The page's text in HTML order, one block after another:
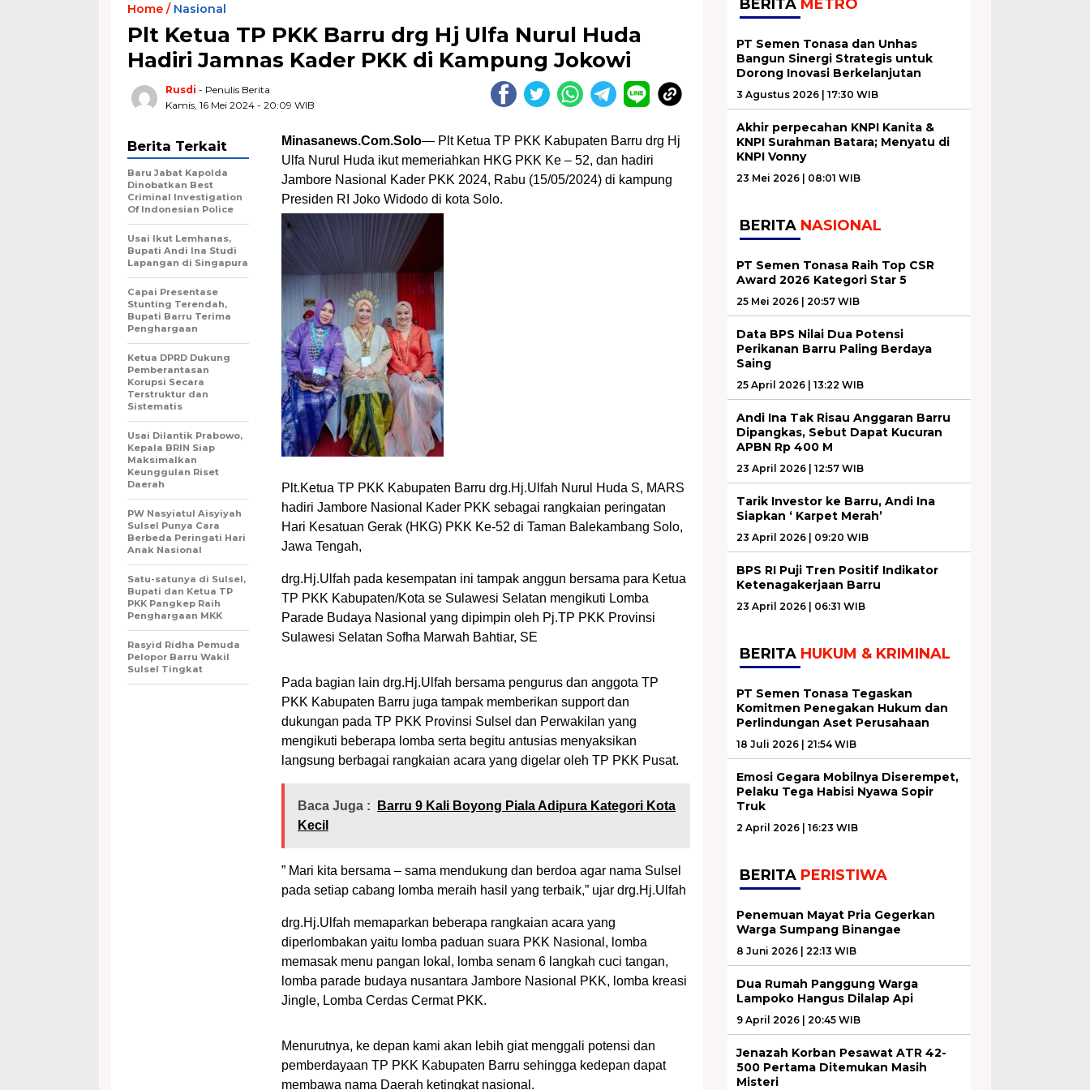
Home / Nasional
Plt Ketua TP PKK Barru drg Hj Ulfa Nurul Huda
Hadiri Jamnas Kader PKK di Kampung Jokowi
Rusdi - Penulis Berita
Kamis, 16 Mei 2024 - 20:09 WIB
Minasanews.Com.Solo— Plt Ketua TP PKK Kabupaten Barru drg Hj
Ulfa Nurul Huda ikut memeriahkan HKG PKK Ke – 52, dan hadiri
Jambore Nasional Kader PKK 2024, Rabu (15/05/2024) di kampung
Presiden RI Joko Widodo di kota Solo.
Plt.Ketua TP PKK Kabupaten Barru drg.Hj.Ulfah Nurul Huda S, MARS
hadiri Jambore Nasional Kader PKK sebagai rangkaian peringatan
Hari Kesatuan Gerak (HKG) PKK Ke-52 di Taman Balekambang Solo,
Jawa Tengah,
drg.Hj.Ulfah pada kesempatan ini tampak anggun bersama para Ketua
TP PKK Kabupaten/Kota se Sulawesi Selatan mengikuti Lomba
Parade Budaya Nasional yang dipimpin oleh Pj.TP PKK Provinsi
Sulawesi Selatan Sofha Marwah Bahtiar, SE
Pada bagian lain drg.Hj.Ulfah bersama pengurus dan anggota TP
PKK Kabupaten Barru juga tampak memberikan support dan
dukungan pada TP PKK Provinsi Sulsel dan Perwakilan yang
mengikuti beberapa lomba serta begitu antusias menyaksikan
langsung berbagai rangkaian acara yang digelar oleh TP PKK Pusat.
Baca Juga :
Barru 9 Kali Boyong Piala Adipura Kategori Kota
Kecil
” Mari kita bersama – sama mendukung dan berdoa agar nama Sulsel
pada setiap cabang lomba meraih hasil yang terbaik,” ujar drg.Hj.Ulfah
drg.Hj.Ulfah memaparkan beberapa rangkaian acara yang
diperlombakan yaitu lomba paduan suara PKK Nasional, lomba
memasak menu pangan lokal, lomba senam 6 langkah cuci tangan,
lomba parade budaya nusantara Jambore Nasional PKK, lomba kreasi
Jingle, Lomba Cerdas Cermat PKK.
Menurutnya, ke depan kami akan lebih giat menggali potensi dan
pemberdayaan TP PKK Kabupaten Barru sehingga kedepan dapat
membawa nama Daerah ketingkat nasional.
Berita Terkait
Baru Jabat Kapolda
Dinobatkan Best
Criminal Investigation
Of Indonesian Police
Usai Ikut Lemhanas,
Bupati Andi Ina Studi
Lapangan di Singapura
Capai Presentase
Stunting Terendah,
Bupati Barru Terima
Penghargaan
Ketua DPRD Dukung
Pemberantasan
Korupsi Secara
Terstruktur dan
Sistematis
Usai Dilantik Prabowo,
Kepala BRIN Siap
Maksimalkan
Keunggulan Riset
Daerah
PW Nasyiatul Aisyiyah
Sulsel Punya Cara
Berbeda Peringati Hari
Anak Nasional
Satu-satunya di Sulsel,
Bupati dan Ketua TP
PKK Pangkep Raih
Penghargaan MKK
Rasyid Ridha Pemuda
Pelopor Barru Wakil
Sulsel Tingkat
BERITA METRO
PT Semen Tonasa dan Unhas
Bangun Sinergi Strategis untuk
Dorong Inovasi Berkelanjutan
3 Agustus 2026 | 17:30 WIB
Akhir perpecahan KNPI Kanita &
KNPI Surahman Batara; Menyatu di
KNPI Vonny
23 Mei 2026 | 08:01 WIB
BERITA NASIONAL
PT Semen Tonasa Raih Top CSR
Award 2026 Kategori Star 5
25 Mei 2026 | 20:57 WIB
Data BPS Nilai Dua Potensi
Perikanan Barru Paling Berdaya
Saing
25 April 2026 | 13:22 WIB
Andi Ina Tak Risau Anggaran Barru
Dipangkas, Sebut Dapat Kucuran
APBN Rp 400 M
23 April 2026 | 12:57 WIB
Tarik Investor ke Barru, Andi Ina
Siapkan ‘ Karpet Merah’
23 April 2026 | 09:20 WIB
BPS RI Puji Tren Positif Indikator
Ketenagakerjaan Barru
23 April 2026 | 06:31 WIB
BERITA HUKUM & KRIMINAL
PT Semen Tonasa Tegaskan
Komitmen Penegakan Hukum dan
Perlindungan Aset Perusahaan
18 Juli 2026 | 21:54 WIB
Emosi Gegara Mobilnya Diserempet,
Pelaku Tega Habisi Nyawa Sopir
Truk
2 April 2026 | 16:23 WIB
BERITA PERISTIWA
Penemuan Mayat Pria Gegerkan
Warga Sumpang Binangae
8 Juni 2026 | 22:13 WIB
Dua Rumah Panggung Warga
Lampoko Hangus Dilalap Api
9 April 2026 | 20:45 WIB
Jenazah Korban Pesawat ATR 42-
500 Pertama Ditemukan Masih
Misteri